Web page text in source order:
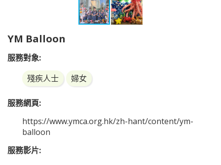
YM Balloon
服務對象:
殘疾人士
婦女
服務網頁:
https://www.ymca.org.hk/zh-hant/content/ym-
balloon
服務影片: